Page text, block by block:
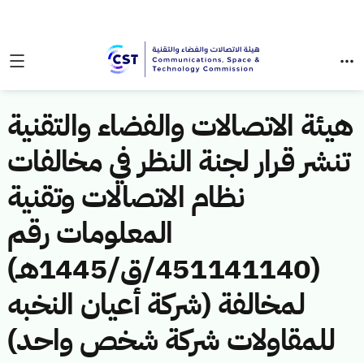
هيئة الاتصالات والفضاء والتقنية
تنشر قرار لجنة النظر في مخالفات
نظام الاتصالات وتقنية
المعلومات رقم
(451141140/ق/1445هـ)
لمخالفة (شركة أعيان النخبه
للمقاولات شركة شخص واحد)